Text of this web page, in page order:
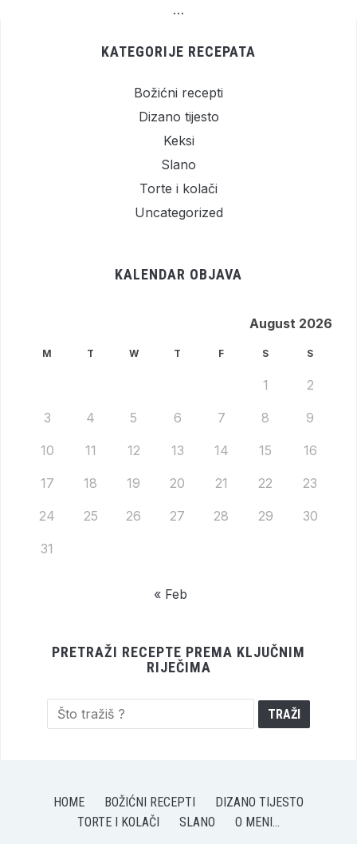
…
KATEGORIJE RECEPATA
Božićni recepti
Dizano tijesto
Keksi
Slano
Torte i kolači
Uncategorized
KALENDAR OBJAVA
August 2026
M T W T F S S
1 2
3 4 5 6 7 8 9
10 11 12 13 14 15 16
17 18 19 20 21 22 23
24 25 26 27 28 29 30
31
« Feb
PRETRAŽI RECEPTE PREMA KLJUČNIM
RIJEČIMA
HOME BOŽIĆNI RECEPTI
DIZANO TIJESTO
TORTE I KOLAČI
SLANO O MENI…